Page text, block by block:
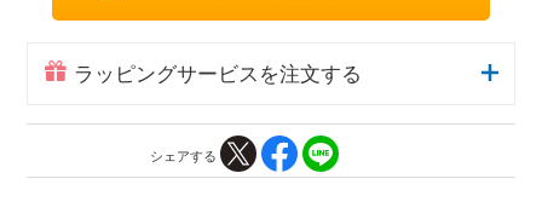
ラッピングサービスを注文する
シェアする